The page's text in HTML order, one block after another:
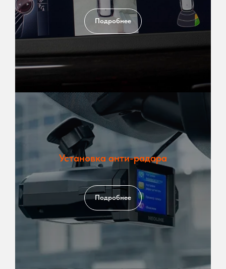
Подробнее
Установка анти-радара
Подробнее